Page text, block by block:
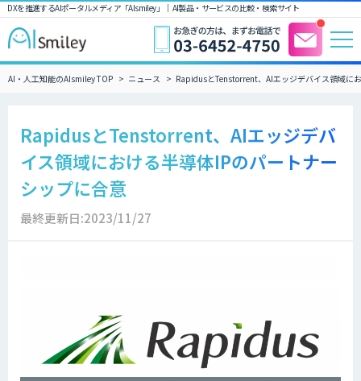
DXを推進するAIポータルメディア「AIsmiley」｜ AI製品・サービスの比較・検索サイト
AI・人工知能のAIsmiley TOP ニュース RapidusとTenstorrent、AIエッジデバイス領域に
RapidusとTenstorrent、AIエッジデバ
イス領域における半導体IPのパートナー
シップに合意
最終更新日:2023/11/27